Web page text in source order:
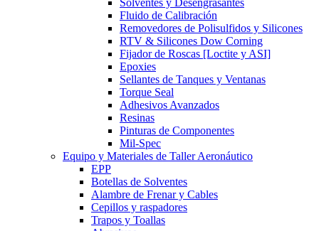
Solventes y Desengrasantes
Fluido de Calibración
Removedores de Polisulfidos y Silicones
RTV & Silicones Dow Corning
Fijador de Roscas [Loctite y ASI]
Epoxies
Sellantes de Tanques y Ventanas
Torque Seal
Adhesivos Avanzados
Resinas
Pinturas de Componentes
Mil-Spec
Equipo y Materiales de Taller Aeronáutico
EPP
Botellas de Solventes
Alambre de Frenar y Cables
Cepillos y raspadores
Trapos y Toallas